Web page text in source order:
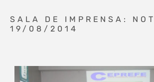
SALA DE IMPRENSA:
19/08/2014